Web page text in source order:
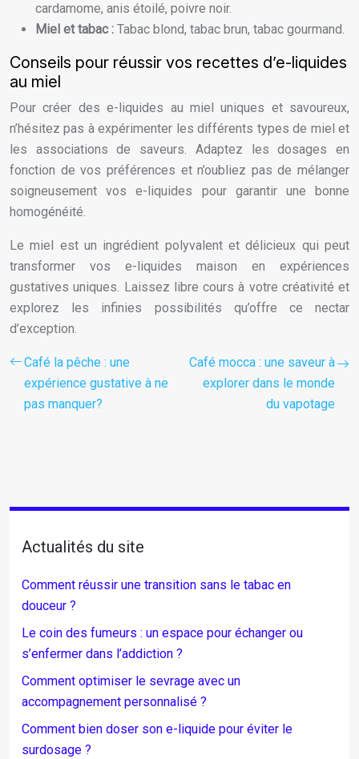
cardamome, anis étoilé, poivre noir.
Miel et tabac : Tabac blond, tabac brun, tabac gourmand.
Conseils pour réussir vos recettes d’e-liquides
au miel
Pour créer des e-liquides au miel uniques et savoureux,
n’hésitez pas à expérimenter les différents types de miel et
les associations de saveurs. Adaptez les dosages en
fonction de vos préférences et n’oubliez pas de mélanger
soigneusement vos e-liquides pour garantir une bonne
homogénéité.
Le miel est un ingrédient polyvalent et délicieux qui peut
transformer vos e-liquides maison en expériences
gustatives uniques. Laissez libre cours à votre créativité et
explorez les infinies possibilités qu’offre ce nectar
d’exception.
Café la pêche : une
expérience gustative à ne
pas manquer?
Café mocca : une saveur à
explorer dans le monde
du vapotage
Actualités du site
Comment réussir une transition sans le tabac en
douceur ?
Le coin des fumeurs : un espace pour échanger ou
s’enfermer dans l’addiction ?
Comment optimiser le sevrage avec un
accompagnement personnalisé ?
Comment bien doser son e-liquide pour éviter le
surdosage ?